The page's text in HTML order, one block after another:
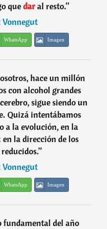
quedaral resto.”
WhatsApp Imagen
hace un millón
con alcohol grandes
sigue siendo un
Quizá intentábamos
a la evolución, en la
la dirección de los
”
WhatsApp Imagen
fundamental del año